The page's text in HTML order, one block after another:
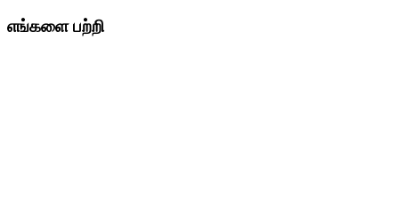
எங்களை பற்றி